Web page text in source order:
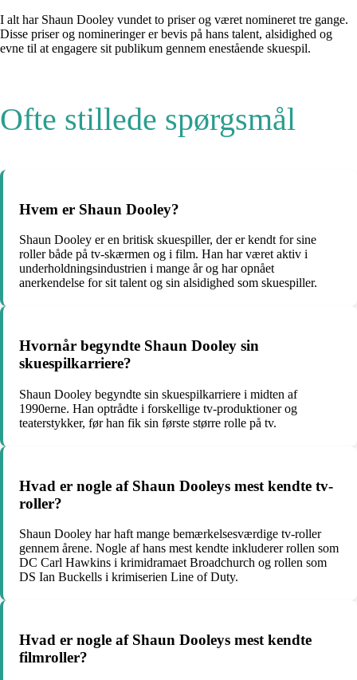
I alt har Shaun Dooley vundet to priser og været nomineret tre gange.
Disse priser og nomineringer er bevis på hans talent, alsidighed og
evne til at engagere sit publikum gennem enestående skuespil.
Ofte stillede spørgsmål
Hvem er Shaun Dooley?
Shaun Dooley er en britisk skuespiller, der er kendt for sine
roller både på tv-skærmen og i film. Han har været aktiv i
underholdningsindustrien i mange år og har opnået
anerkendelse for sit talent og sin alsidighed som skuespiller.
Hvornår begyndte Shaun Dooley sin
skuespilkarriere?
Shaun Dooley begyndte sin skuespilkarriere i midten af
1990erne. Han optrådte i forskellige tv-produktioner og
teaterstykker, før han fik sin første større rolle på tv.
Hvad er nogle af Shaun Dooleys mest kendte tv-
roller?
Shaun Dooley har haft mange bemærkelsesværdige tv-roller
gennem årene. Nogle af hans mest kendte inkluderer rollen som
DC Carl Hawkins i krimidramaet Broadchurch og rollen som
DS Ian Buckells i krimiserien Line of Duty.
Hvad er nogle af Shaun Dooleys mest kendte
filmroller?